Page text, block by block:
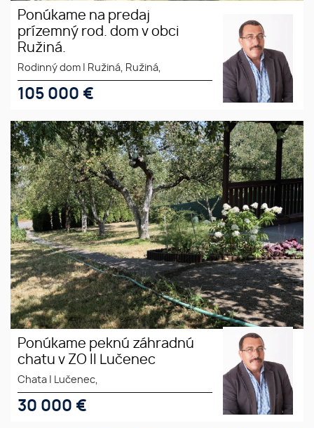
Ponúkame na predaj
prízemný rod. dom v obci
Ružiná.
Rodinný dom Ružiná, Ružiná,
105 000 €
Ponúkame peknú záhradnú
chatu v ZO II Lučenec
Ponúkame peknú záhradnú
chatu v ZO II Lučenec
Chata Lučenec,
30 000 €